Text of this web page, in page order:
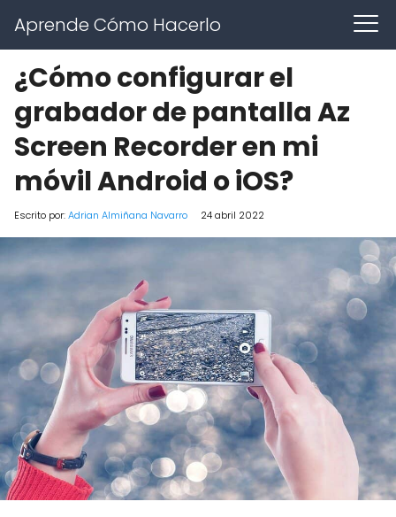
Aprende Cómo Hacerlo
¿Cómo configurar el
grabador de pantalla Az
Screen Recorder en mi
móvil Android o iOS?
Escrito por:Adrian Almiñana Navarro 24 abril 2022